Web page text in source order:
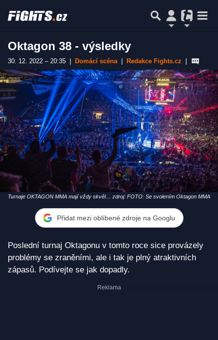
Oktagon 38 - výsledky
30. 12. 2022 – 20:35 Domácí scéna Redakce Fights.cz
Turnaje OKTAGON MMA mají vždy skvělou zdroj: FOTO: Se svolením Oktagon MMA
Přidat mezi oblíbené zdroje na Googlu
Poslední turnaj Oktagonu v tomto roce sice provázely
problémy se zraněními, ale i tak je plný atraktivních
zápasů. Podívejte se jak dopadly.